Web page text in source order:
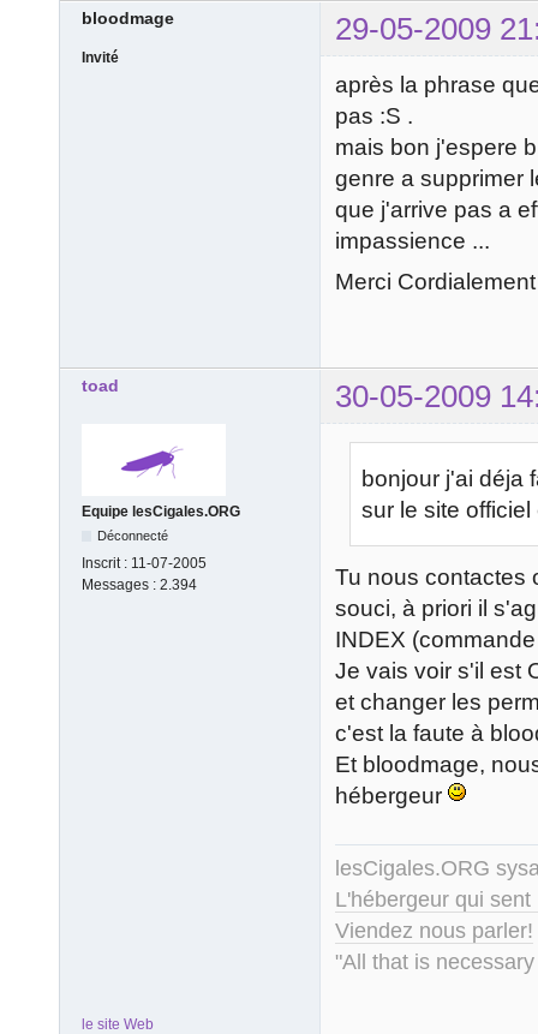
bloodmage 29-05-2009
Invité
après la phrase
pas :S .
mais bon j'espere
genre a supprimer
que j'arrive pas a
impassience ...
Merci
toad 30-05-2009
Equipe lesCigales.ORG
Déconnecté
Inscrit : 11-07-2005
Messages : 2.394
bonjour j'ai déja
sur le site
Tu nous contactes
souci, à priori il
INDEX
Je vais voir s'il est
et changer les
c'est la faute à
Et bloodmage,
hébergeur
lesCigales.ORG
L'hébergeur qui
Viendez nous parler!
"All that is
le site Web